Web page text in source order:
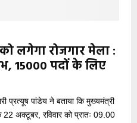
लगेगा रोजगार मेला :
15000 पदों के लिए
प्रत्यूष पांडेय ने बताया कि मुख्यमंत्री
22 अक्टूबर, रविवार को प्रातः 09.00